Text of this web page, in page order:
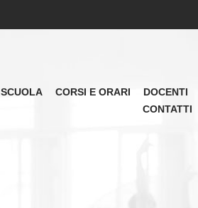
SCUOLA CORSI E ORARI DOCENTI
CONTATTI